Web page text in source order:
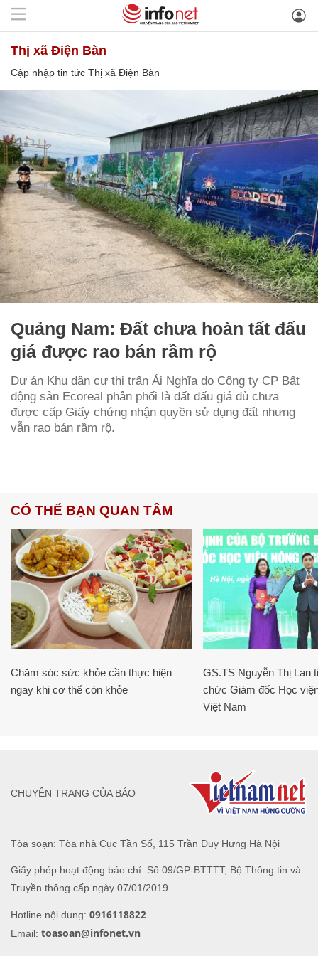
Thị xã Điện Bàn
Cập nhập tin tức Thị xã Điện Bàn
Quảng Nam: Đất chưa hoàn tất đấu
giá được rao bán rầm rộ
Dự án Khu dân cư thị trấn Ái Nghĩa do Công ty CP Bất
động sản Ecoreal phân phối là đất đấu giá dù chưa
được cấp Giấy chứng nhận quyền sử dụng đất nhưng
vẫn rao bán rầm rộ.
CÓ THỂ BẠN QUAN TÂM
Chăm sóc sức khỏe cần thực hiện
ngay khi cơ thể còn khỏe
GS.TS Nguyễn Thị Lan
chức Giám đốc Học
Việt Nam
Tòa soạn: Tòa nhà Cục Tần Số, 115 Trần Duy Hưng Hà Nội
Giấy phép hoạt động báo chí: Số 09/GP-BTTTT, Bộ Thông tin và
Truyền thông cấp ngày 07/01/2019.
Hotline nội dung: 0916118822
Email: toasoan@infonet.vn
CHUYÊN TRANG CỦA BÁO